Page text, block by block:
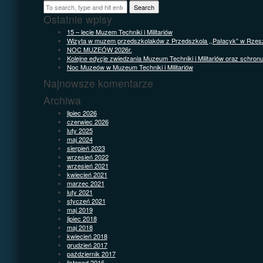
Search
Ostatnie wpisy
15 – lecie Muzem Techniki i Militariów
Wizyta w muzem przedszkolaków z Przedszkola ,,Pałacyk” w
NOC MUZEÓW 2026r.
Kolejne edycje zwiedzania Muzeum Techniki i Militariów oraz
Noc Muzeów w Muzeum Techniki i Militariów
Najnowsze komentarze
Archiwa
lipiec 2026
czerwiec 2026
luty 2025
maj 2024
sierpień 2023
wrzesień 2022
wrzesień 2021
kwiecień 2021
marzec 2021
luty 2021
styczeń 2021
maj 2019
lipiec 2018
maj 2018
kwiecień 2018
grudzień 2017
październik 2017